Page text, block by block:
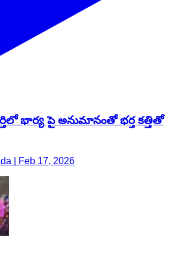
భార్య పై అనుమానంతో భర్త కత్తితో
| Feb 17, 2026